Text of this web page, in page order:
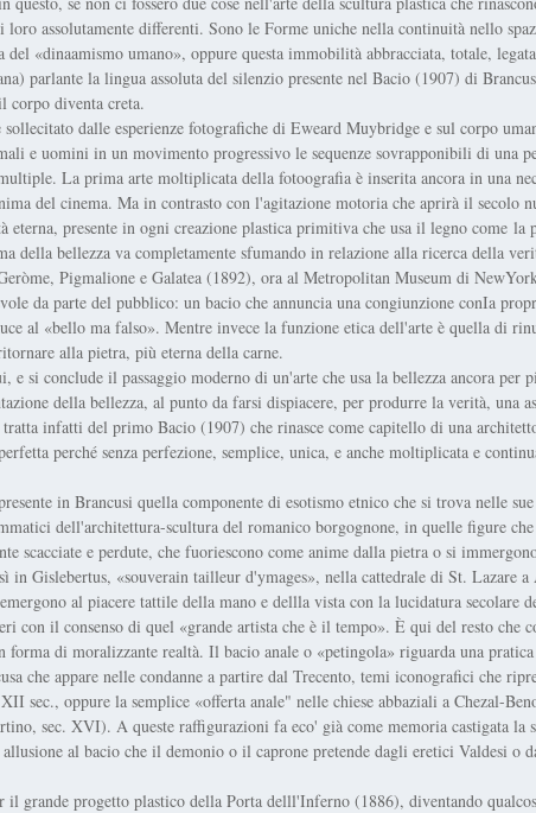
assolutamente differenti. Sono le Forme uniche nella continuità nello
«dinaamismo umano», oppure questa immobilità abbracciata, totale,
parlante la lingua assoluta del silenzio presente nel Bacio (1907) di
corpo diventa creta.
dalle esperienze fotografiche di Eweard Muybridge e sul corpo
e uomini in un movimento progressivo le sequenze sovrapponibili di una
La prima arte moltiplicata della fotoografia è inserita ancora in una
del cinema. Ma in contrasto con l'agitazione motoria che aprirà il secolo
presente in ogni creazione plastica primitiva che usa il legno come la
della bellezza va completamente sfumando in relazione alla ricerca della
Pigmalione e Galatea (1892), ora al Metropolitan Museum di
da parte del pubblico: un bacio che annuncia una congiunzione conIa
al «bello ma falso». Mentre invece la funzione etica dell'arte è quella di
alla pietra, più eterna della carne.
si conclude il passaggio moderno di un'arte che usa la bellezza ancora per
della bellezza, al punto da farsi dispiacere, per produrre la verità, una
infatti del primo Bacio (1907) che rinasce come capitello di una
perché senza perfezione, semplice, unica, e anche moltiplicata e
in Brancusi quella componente di esotismo etnico che si trova nelle
dell'architettura-scultura del romanico borgognone, in quelle figure
scacciate e perdute, che fuoriescono come anime dalla pietra o si
in Gislebertus, «souverain tailleur d'ymages», nella cattedrale di St. Lazare a
al piacere tattile della mano e dellla vista con la lucidatura secolare
con il consenso di quel «grande artista che è il tempo». È qui del resto che
di moralizzante realtà. Il bacio anale o «petingola» riguarda una
che appare nelle condanne a partire dal Trecento, temi iconografici che
sec., oppure la semplice «offerta anale" nelle chiese abbaziali a Chezal-
sec. XVI). A queste raffigurazioni fa eco' già come memoria castigata la
al bacio che il demonio o il caprone pretende dagli eretici Valdesi o
grande progetto plastico della Porta delll'Inferno (1886), diventando